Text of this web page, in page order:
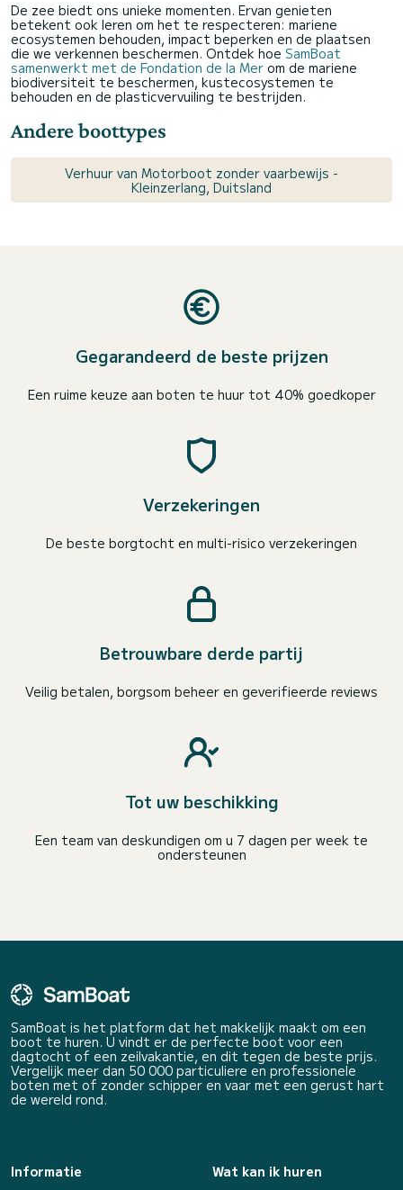
De zee biedt ons unieke momenten. Ervan genieten
betekent ook leren om het te respecteren: mariene
ecosystemen behouden, impact beperken en de plaatsen
die we verkennen beschermen. Ontdek hoe SamBoat
samenwerkt met de Fondation de la Mer om de mariene
biodiversiteit te beschermen, kustecosystemen te
behouden en de plasticvervuiling te bestrijden.
Andere boottypes
Verhuur van Motorboot zonder vaarbewijs -
Kleinzerlang, Duitsland
Gegarandeerd de beste prijzen
Een ruime keuze aan boten te huur tot 40% goedkoper
Verzekeringen
De beste borgtocht en multi-risico verzekeringen
Betrouwbare derde partij
Veilig betalen, borgsom beheer en geverifieerde reviews
Tot uw beschikking
Een team van deskundigen om u 7 dagen per week te
ondersteunen
SamBoat is het platform dat het makkelijk maakt om een
boot te huren. U vindt er de perfecte boot voor een
dagtocht of een zeilvakantie, en dit tegen de beste prijs.
Vergelijk meer dan 50 000 particuliere en professionele
boten met of zonder schipper en vaar met een gerust hart
de wereld rond.
Informatie
Wat kan ik huren